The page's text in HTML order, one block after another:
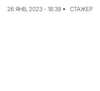
Спецпроекты
26 ЯНВ, 2023 - 18:38 СТАЖЕР